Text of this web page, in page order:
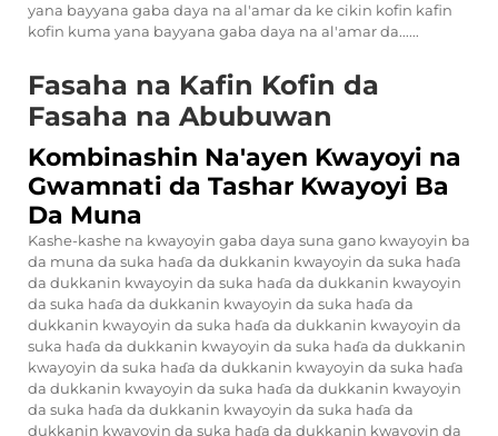
yana bayyana gaba daya na al'amar da ke cikin kofin kafin
kofin kuma yana bayyana gaba daya na al'amar da......
Fasaha na Kafin Kofin da
Fasaha na Abubuwan
Kombinashin Na'ayen Kwayoyi na
Gwamnati da Tashar Kwayoyi Ba
Da Muna
Kashe-kashe na kwayoyin gaba daya suna gano kwayoyin ba
da muna da suka haɗa da dukkanin kwayoyin da suka haɗa
da dukkanin kwayoyin da suka haɗa da dukkanin kwayoyin
da suka haɗa da dukkanin kwayoyin da suka haɗa da
dukkanin kwayoyin da suka haɗa da dukkanin kwayoyin da
suka haɗa da dukkanin kwayoyin da suka haɗa da dukkanin
kwayoyin da suka haɗa da dukkanin kwayoyin da suka haɗa
da dukkanin kwayoyin da suka haɗa da dukkanin kwayoyin
da suka haɗa da dukkanin kwayoyin da suka haɗa da
dukkanin kwayoyin da suka haɗa da dukkanin kwayoyin da